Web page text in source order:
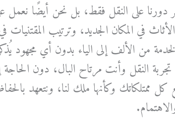
دورنا على النقل فقط، بل نحن أيضًا
في المكان الجديد، وترتيب المقتنيات
من الألف إلى الياء بدون أي مجهود
النقل وأنت مرتاح البال، دون
كل ممتلكاتك وكأنها ملك لنا، ونتعهد